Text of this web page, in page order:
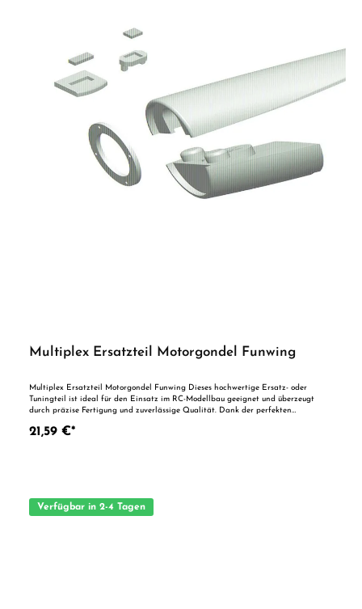
Multiplex Ersatzteil Motorgondel Funwing
Multiplex Ersatzteil Motorgondel Funwing Dieses hochwertige Ersatz- oder
Tuningteil ist ideal für den Einsatz im RC-Modellbau geeignet und überzeugt
durch präzise Fertigung und zuverlässige Qualität. Dank der perfekten
geeignet. Vorteile auf einen Blick: Passgenaue Verarbeitung Geeignet für
21,59 €*
Verfügbar in 2-4 Tagen